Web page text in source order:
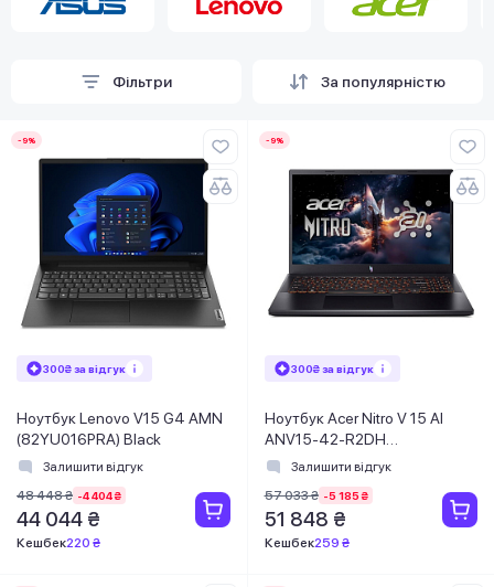
Фільтри За популярністю
-9%
300₴ за відгук
Ноутбук Lenovo V15 G4 AMN
(82YU016PRA) Black
Залишити відгук
48 448 ₴ -4 404 ₴
44 044 ₴
Кешбек220 ₴
-9%
300₴ за відгук
Ноутбук Acer Nitro V 15 AI
ANV15-42-R2DH
(NH.QV4EU.007) Black
Залишити відгук
57 033 ₴ -5 185 ₴
51 848 ₴
Кешбек259 ₴